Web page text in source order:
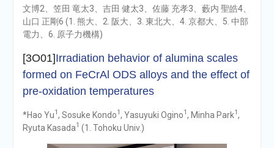
文博2、笠田 竜太3、吉田 健太3、佐藤 充孝3、藪内 聖皓4、
山口 正剛6 (1. 熊大、2. 阪大、3. 東北大、4. 京都大、5. 中部
電力、6. 原子力機構)
[3O01]Irradiation behavior of alumina scales
formed on FeCrAl ODS alloys and the effect of
pre-oxidation temperatures
*Hao Yu1 , Sosuke Kondo1 , Yasuyuki Ogino1 , Minha Park1 ,
Ryuta Kasada1 (1. Tohoku Univ.)